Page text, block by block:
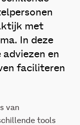
met
In deze
adviezen en
faciliteren
van
tools